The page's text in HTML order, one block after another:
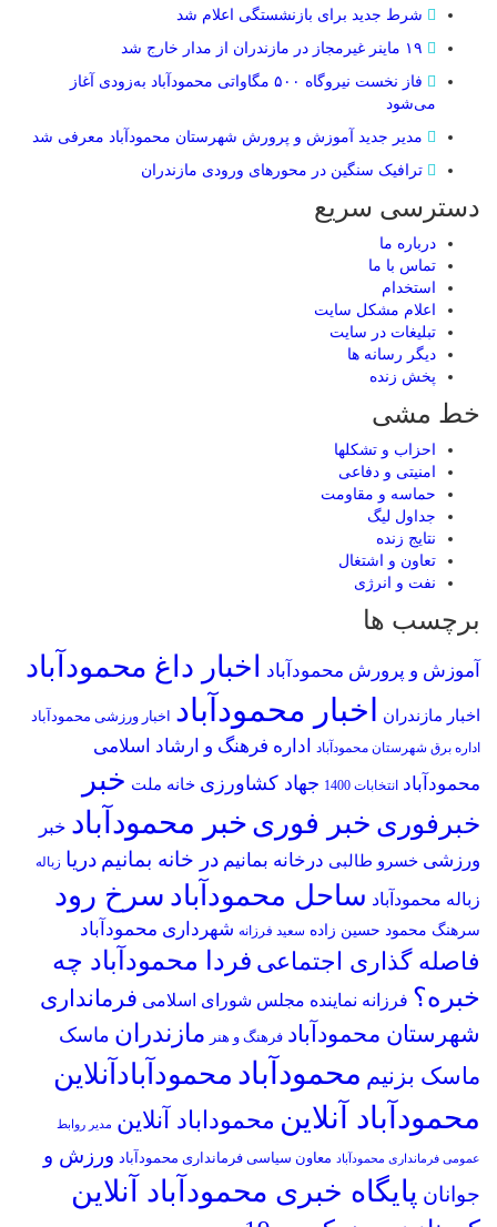
شرط جدید برای بازنشستگی اعلام شد
فاز نخست نیروگاه ۵۰۰ مگاواتی محمودآباد به‌زودی آغاز
می‌شود
مدیر جدید آموزش و پرورش شهرستان محمودآباد معرفی شد
ترافیک سنگین در محور‌های ورودی مازندران
دسترسی سریع
درباره ما
تماس با ما
استخدام
اعلام مشکل سایت
تبلیغات در سایت
ديگر رسانه ها
پخش زنده
خط مشی
احزاب و تشکلها
امنیتی و دفاعی
حماسه و مقاومت
جداول لیگ
نتایج زنده
تعاون و اشتغال
نفت و انرژی
برچسب ها
آموزش و پرورش محمودآباد اخبار داغ محمودآباد
اخبار مازندران اخبار محمودآباد اخبار ورزشی محمودآباد
اداره برق شهرستان محمودآباد
اداره فرهنگ و ارشاد اسلامی
محمودآباد انتخابات 1400 جهاد کشاورزی خانه ملت خبر
خبرفوری خبر فوری خبر محمودآباد خبر
ورزشی خسرو طالبی درخانه بمانیم در خانه بمانیم دریا زباله
زباله محمودآباد ساحل محمودآباد سرخ رود
سرهنگ محمود حسین زاده سعید فرزانه شهرداری محمودآباد
فاصله گذاری اجتماعی فردا محمودآباد چه
خبره؟ فرزانه نماینده مجلس شورای اسلامی فرمانداری
شهرستان محمودآباد فرهنگ و هنر مازندران ماسک
ماسک بزنیم محمودآباد محمودآبادآنلاین
محمودآباد آنلاین محموداباد آنلاین مدیر روابط
عمومی فرمانداری محمودآباد معاون سیاسی فرمانداری محمودآباد ورزش و
جوانان پایگاه خبری محمودآباد آنلاین